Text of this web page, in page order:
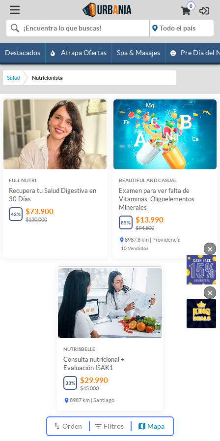
0
Destacados Atrapa Ofertas Spa & Masajes Pre Día del
Salud Nutricionista
FULL NUTRI
Recupera tu Salud Digestiva en
30 Días
43% $73.900
$130.000
BEAUTIFUL AND CASUAL
Examen para ver falta de
Vitaminas, Oligoelementos
Minerales
85% $13.990
$94.500
8987.8 km | Providencia
10Vendidos
NUTRISBELLE
Consulta nutricional +
Evaluación ISAK1
33% $29.990
$45.000
8987 km | Santiago
Orden Filtros Mapa
×
×